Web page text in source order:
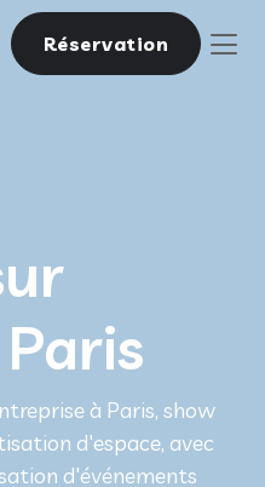
Réservation
à Paris, show
d'espace, avec
d'événements